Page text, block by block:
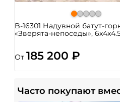
B-16301 Надувной батут-
«Зверята-непоседы»,
От 185 200 ₽
Часто покупают